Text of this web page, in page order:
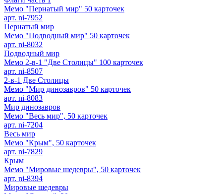
Мемо "Пернатый мир" 50 карточек
арт. ni-7952
Пернатый мир
Мемо "Подводный мир" 50 карточек
арт. ni-8032
Подводный мир
Мемо 2-в-1 "Две Столицы" 100 карточек
арт. ni-8507
2-в-1 Две Столицы
Мемо "Мир динозавров" 50 карточек
арт. ni-8083
Мир динозавров
Мемо "Весь мир", 50 карточек
арт. ni-7204
Весь мир
Мемо "Крым", 50 карточек
арт. ni-7829
Крым
Мемо "Мировые шедевры", 50 карточек
арт. ni-8394
Мировые шедевры